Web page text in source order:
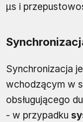
µs i
Synchronizacja
wchodzącym w
obsługującego
- w przypadku